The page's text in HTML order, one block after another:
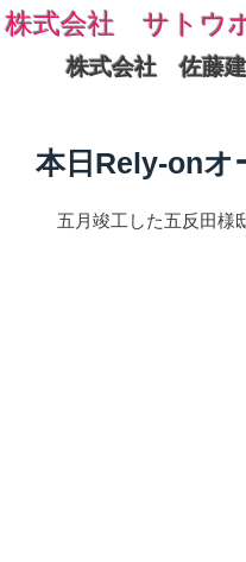
株式会社 サトウ
株式会社 佐藤建
本日Rely-onオ
五月竣工した五反田様